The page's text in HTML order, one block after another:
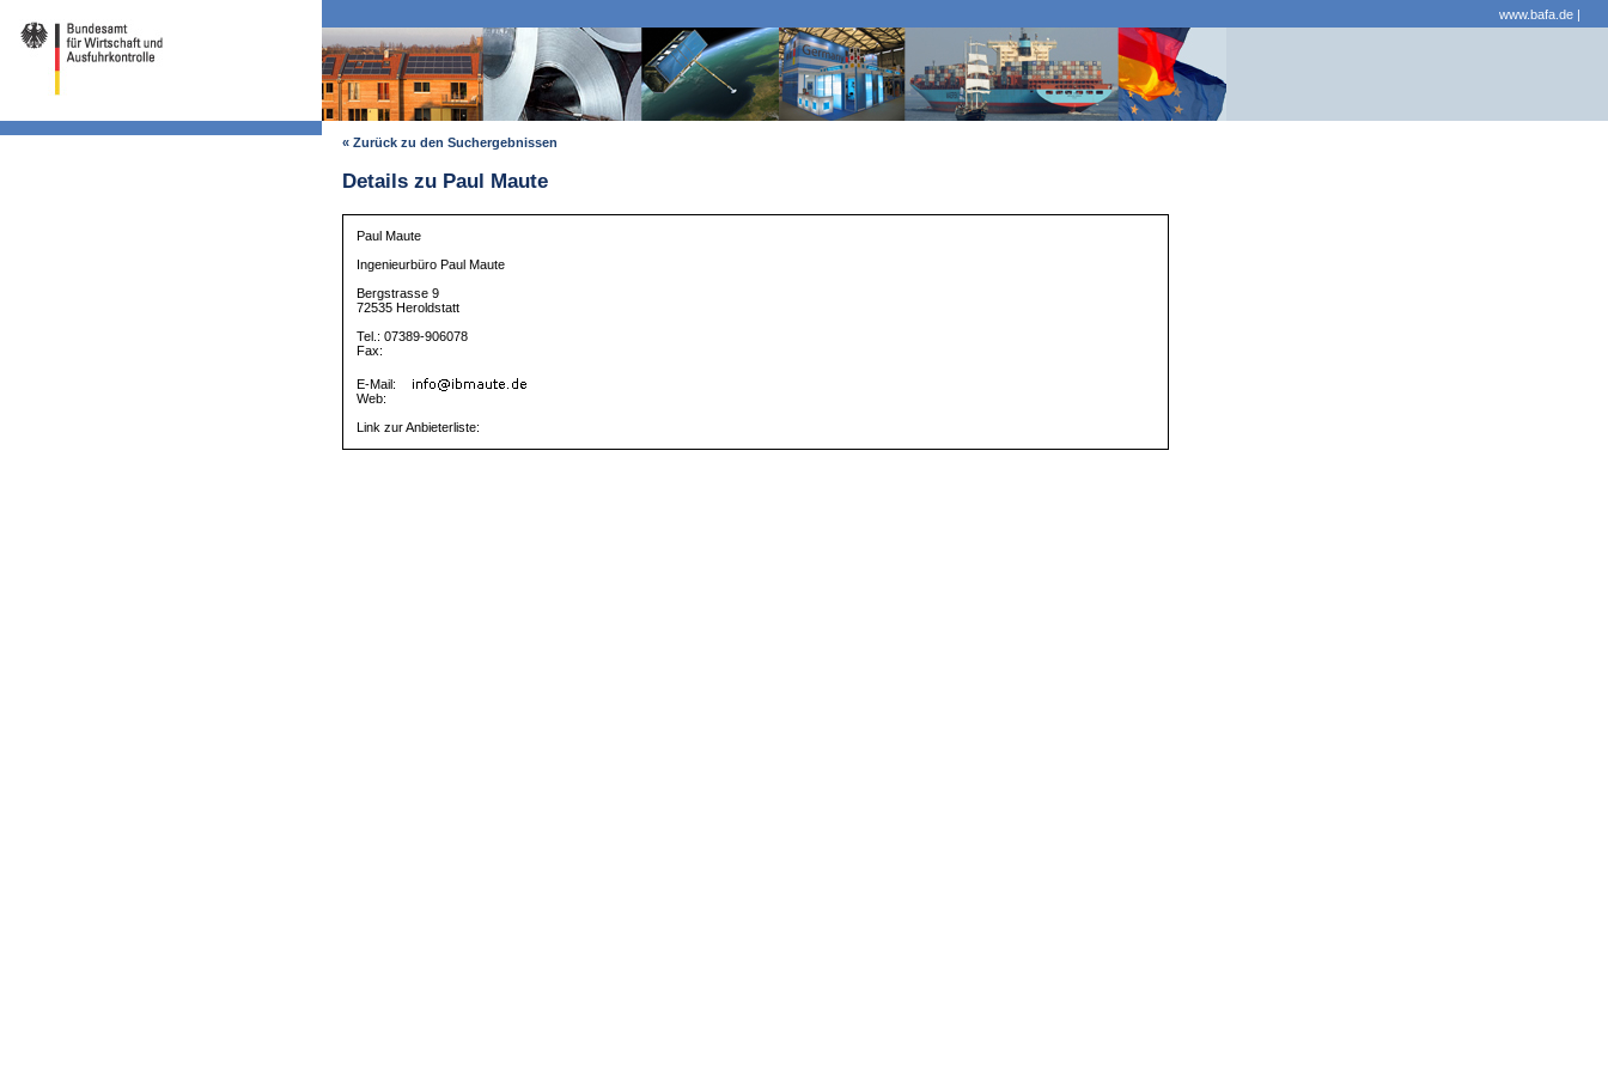
www.bafa.de |
« Zurück zu den Suchergebnissen
Details zu Paul Maute
Paul Maute
Ingenieurbüro Paul Maute
Bergstrasse 9
72535 Heroldstatt
Tel.: 07389-906078
Fax:
E-Mail:
Web:
Link zur Anbieterliste: